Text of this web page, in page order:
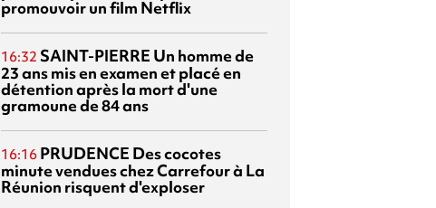
promouvoir un film Netflix
16:32 SAINT-PIERRE Un homme de
23 ans mis en examen et placé en
détention après la mort d'une
gramoune de 84 ans
16:16 PRUDENCE Des cocotes
minute vendues chez Carrefour à La
Réunion risquent d'exploser